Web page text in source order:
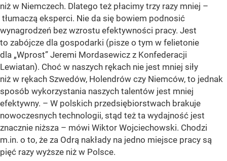
niż w Niemczech. Dlatego też płacimy trzy razy mniej –
tłumaczą eksperci. Nie da się bowiem podnosić
wynagrodzeń bez wzrostu efektywności pracy. Jest
to zabójcze dla gospodarki (pisze o tym w felietonie
dla „Wprost” Jeremi Mordasewicz z Konfederacji
Lewiatan). Choć w naszych rękach nie jest mniej siły
niż w rękach Szwedów, Holendrów czy Niemców, to jednak
sposób wykorzystania naszych talentów jest mniej
efektywny. – W polskich przedsiębiorstwach brakuje
nowoczesnych technologii, stąd też ta wydajność jest
znacznie niższa – mówi Wiktor Wojciechowski. Chodzi
m.in. o to, że za Odrą nakłady na jedno miejsce pracy są
pięć razy wyższe niż w Polsce.